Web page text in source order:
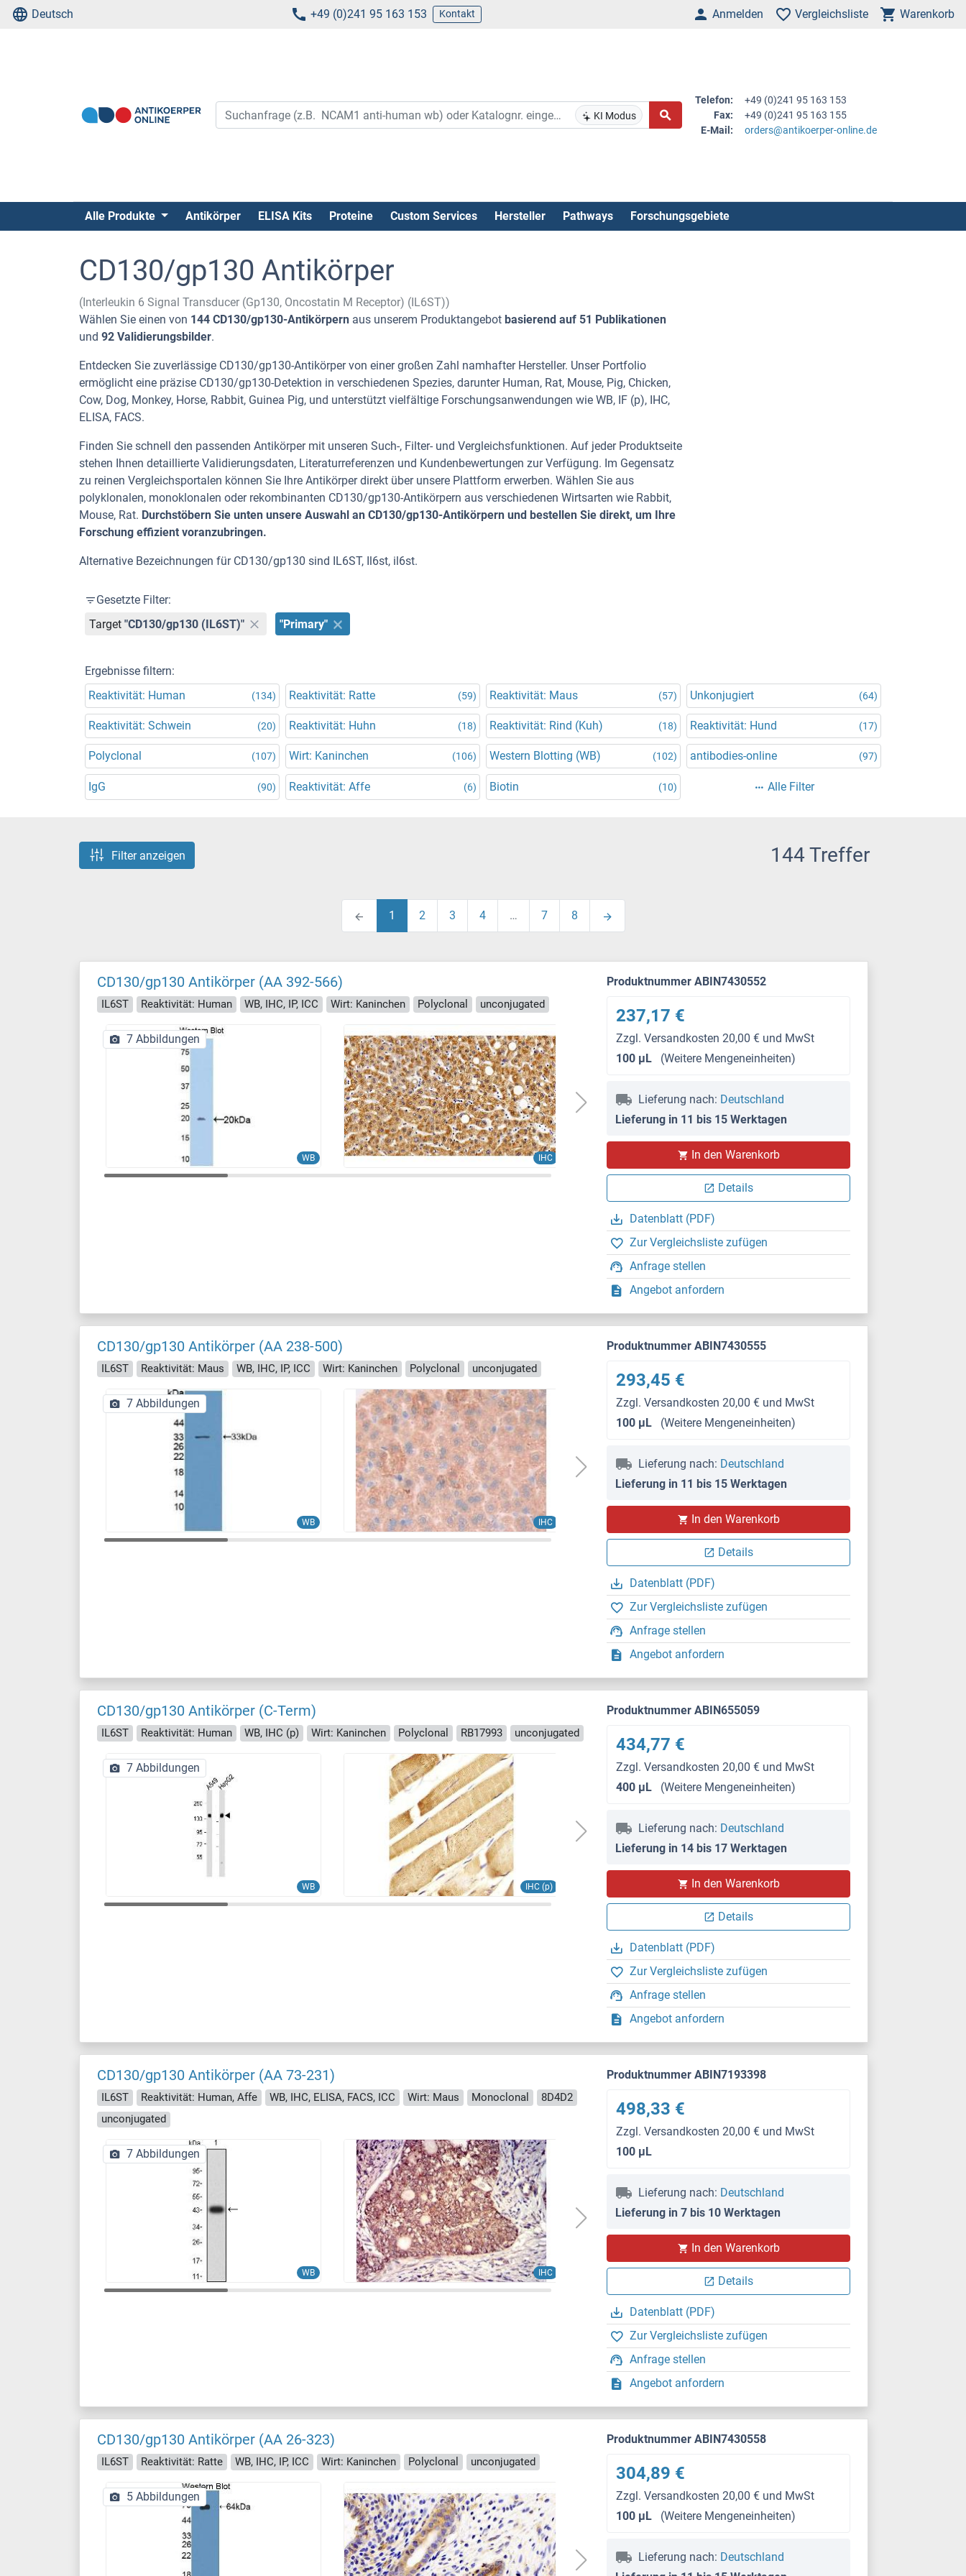
Deutsch +49 (0)241 95 163 153 Kontakt Anmelden Vergleichsliste Warenkorb
KI Modus
Telefon:
+49 (0)241 95 163 153
Fax:
+49 (0)241 95 163 155
E-Mail:
orders@antikoerper-online.de
Alle Produkte Antikörper ELISA Kits Proteine Custom Services Hersteller Pathways Forschungsgebiete
CD130/gp130 Antikörper
(Interleukin 6 Signal Transducer (Gp130, Oncostatin M Receptor) (IL6ST))
Wählen Sie einen von 144 CD130/gp130-Antikörpern aus unserem Produktangebot basierend auf 51 Publikationen
und 92 Validierungsbilder.
Entdecken Sie zuverlässige CD130/gp130-Antikörper von einer großen Zahl namhafter Hersteller. Unser Portfolio
ermöglicht eine präzise CD130/gp130-Detektion in verschiedenen Spezies, darunter Human, Rat, Mouse, Pig, Chicken,
Cow, Dog, Monkey, Horse, Rabbit, Guinea Pig, und unterstützt vielfältige Forschungsanwendungen wie WB, IF (p), IHC,
ELISA, FACS.
Finden Sie schnell den passenden Antikörper mit unseren Such-, Filter- und Vergleichsfunktionen. Auf jeder Produktseite
stehen Ihnen detaillierte Validierungsdaten, Literaturreferenzen und Kundenbewertungen zur Verfügung. Im Gegensatz
zu reinen Vergleichsportalen können Sie Ihre Antikörper direkt über unsere Plattform erwerben. Wählen Sie aus
polyklonalen, monoklonalen oder rekombinanten CD130/gp130-Antikörpern aus verschiedenen Wirtsarten wie Rabbit,
Mouse, Rat. Durchstöbern Sie unten unsere Auswahl an CD130/gp130-Antikörpern und bestellen Sie direkt, um Ihre
Forschung effizient voranzubringen.
Alternative Bezeichnungen für CD130/gp130 sind IL6ST, Il6st, il6st.
Gesetzte Filter:
Target "CD130/gp130 (IL6ST)" "Primary"
Ergebnisse filtern:
Reaktivität: Human
(134) Reaktivität: Ratte (59) Reaktivität: Maus (57) Unkonjugiert (64)
Reaktivität: Schwein (20) Reaktivität: Huhn (18) Reaktivität: Rind (Kuh) (18) Reaktivität: Hund (17)
Polyclonal (107) Wirt: Kaninchen (106) Western Blotting (WB) (102) antibodies-online (97)
IgG (90) Reaktivität: Affe (6) Biotin (10) Alle Filter
Filter anzeigen 144 Treffer
1 2 3 4 … 7 8
CD130/gp130 Antikörper (AA 392-566)
IL6ST Reaktivität: Human WB, IHC, IP, ICC Wirt: Kaninchen Polyclonal unconjugated
WB IHC
IHC
7 Abbildungen
Produktnummer ABIN7430552
237,17 €
Zzgl. Versandkosten 20,00 € und MwSt
100 μL
(Weitere Mengeneinheiten)
Lieferung nach: Deutschland
Lieferung in 11 bis 15 Werktagen
In den Warenkorb
Details
Datenblatt (PDF)
Zur Vergleichsliste zufügen
Anfrage stellen
Angebot anfordern
CD130/gp130 Antikörper (AA 238-500)
IL6ST Reaktivität: Maus WB, IHC, IP, ICC Wirt: Kaninchen Polyclonal unconjugated
WB IHC
7 Abbildungen
Produktnummer ABIN7430555
293,45 €
Zzgl. Versandkosten 20,00 € und MwSt
100 μL
(Weitere Mengeneinheiten)
Lieferung nach: Deutschland
Lieferung in 11 bis 15 Werktagen
In den Warenkorb
Details
Datenblatt (PDF)
Zur Vergleichsliste zufügen
Anfrage stellen
Angebot anfordern
CD130/gp130 Antikörper (C-Term)
IL6ST Reaktivität: Human WB, IHC (p) Wirt: Kaninchen Polyclonal RB17993 unconjugated
WB IHC (p)
WB
7 Abbildungen
Produktnummer ABIN655059
434,77 €
Zzgl. Versandkosten 20,00 € und MwSt
400 μL
(Weitere Mengeneinheiten)
Lieferung nach: Deutschland
Lieferung in 14 bis 17 Werktagen
In den Warenkorb
Details
Datenblatt (PDF)
Zur Vergleichsliste zufügen
Anfrage stellen
Angebot anfordern
CD130/gp130 Antikörper (AA 73-231)
IL6ST Reaktivität: Human, Affe WB, IHC, ELISA, FACS, ICC Wirt: Maus Monoclonal
8D4D2
unconjugated
WB IHC
ELISA
7 Abbildungen
Produktnummer ABIN7193398
498,33 €
Zzgl. Versandkosten 20,00 € und MwSt
100 μL
Lieferung nach: Deutschland
Lieferung in 7 bis 10 Werktagen
In den Warenkorb
Details
Datenblatt (PDF)
Zur Vergleichsliste zufügen
Anfrage stellen
Angebot anfordern
CD130/gp130 Antikörper (AA 26-323)
IL6ST Reaktivität: Ratte WB, IHC, IP, ICC Wirt: Kaninchen Polyclonal unconjugated
5 Abbildungen
Produktnummer ABIN7430558
304,89 €
Zzgl. Versandkosten 20,00 € und MwSt
100 μL
(Weitere Mengeneinheiten)
Lieferung nach: Deutschland